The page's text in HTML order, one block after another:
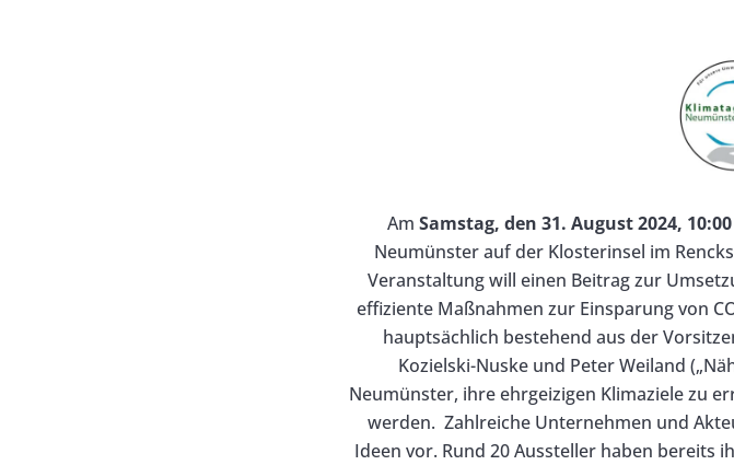
AmSamstag, den 31. August 2024,
Neumünster auf der Klosterinsel im
Veranstaltung will einen Beitrag zur
effiziente Maßnahmen zur Einsparung von
hauptsächlich bestehend aus der
Kozielski-Nuske und Peter Weiland
Neumünster, ihre ehrgeizigen Klimaziele zu
werden. Zahlreiche Unternehmen und
Ideen vor. Rund 20 Aussteller haben bereits